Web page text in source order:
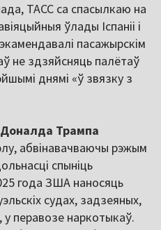
ТАСС са спасылкаю на
ўлады Іспаніі і
пасажырскім
не здзяйсняць палётаў
днямі «ў звязку з
Доналда Трампа
абвінавачваючы рэжым
спыніць
года ЗША наносяць
судах, задзеяных,
перавозе наркотыкаў.